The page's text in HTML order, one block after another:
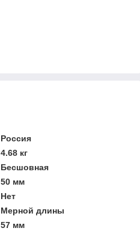
Россия
4.68 кг
Бесшовная
50 мм
Нет
Мерной длины
57 мм